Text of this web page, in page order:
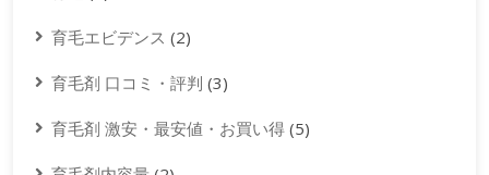
育毛エビデンス (2)
育毛剤 口コミ・評判 (3)
育毛剤 激安・最安値・お買い得 (5)